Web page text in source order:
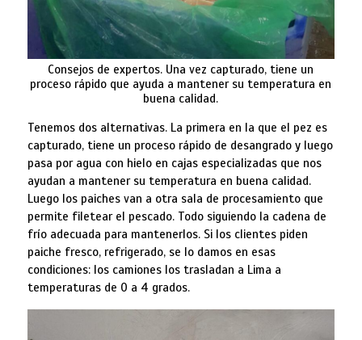
Consejos de expertos. Una vez capturado, tiene un
proceso rápido que ayuda a mantener su temperatura en
buena calidad.
Tenemos dos alternativas. La primera en la que el pez es
capturado, tiene un proceso rápido de desangrado y luego
pasa por agua con hielo en cajas especializadas que nos
ayudan a mantener su temperatura en buena calidad.
Luego los paiches van a otra sala de procesamiento que
permite filetear el pescado. Todo siguiendo la cadena de
frío adecuada para mantenerlos. Si los clientes piden
paiche fresco, refrigerado, se lo damos en esas
condiciones: los camiones los trasladan a Lima a
temperaturas de 0 a 4 grados.